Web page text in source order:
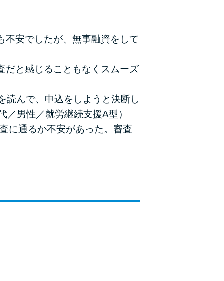
不安でしたが、無事融資をして
だと感じることもなくスムーズ
読んで、申込をしようと決断し
男性／就労継続支援A型）
に通るか不安があった。審査